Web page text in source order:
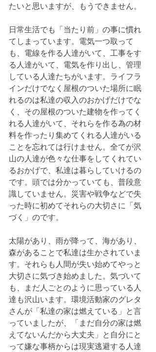
たいと思いますが、もうできません。
日常生活でも「当たり前」の事に慣れ
てしまっています。電気一つ取って
も、電線を作る人達がいて、工事をす
る人達がいて、電気を作り出し、管理
している人達たちがいます。ライフラ
インだけでなく屋根のついた場所に眠
れるのは私達の収入のおかげだけでな
く、その屋根のついた建物を作ってく
れる人達がいて、それらを作る為の材
料を作ったり集めてくれる人達がいる
ことを忘れては行けません。全てが沢
山の人達が色々な仕事をしてくれてい
るおかげで、私達は暮らしていけるの
です。頭では分かっていても、普段意
識していません。災害や戦争などで失
った時に初めてそれらの大切さに「気
づく」のです。
太陽があり、雨が降って、海があり、
森があることで私達は生かされていま
す。それらも人間が失い始めてやっと
大切さに気づき始めました。気づいて
も、まだ人ごとのように思っている人
達も沢山います。環境活動家のグレタ
さんが「私達の家は燃えている」と言
っていましたが、「まだ自分の家は燃
えてないんだから大丈夫」と自分にと
って嫌な事柄からは現実逃避する人達